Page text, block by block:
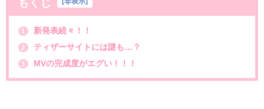
もくじ 非表示
1 新発表続々！！
2 ティザーサイトには謎も…？
3 MVの完成度がエグい！！！